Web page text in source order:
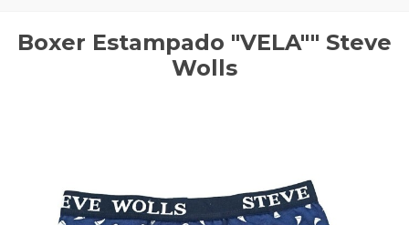
Boxer Estampado "VELA"" Steve
Wolls